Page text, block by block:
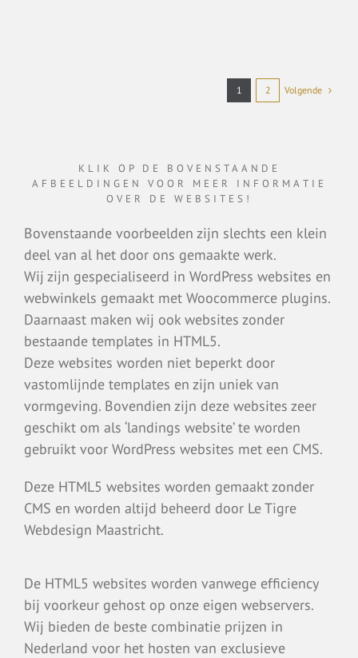
1 2 Volgende
KLIK OP DE BOVENSTAANDE
AFBEELDINGEN VOOR MEER INFORMATIE
OVER DE WEBSITES!
Bovenstaande voorbeelden zijn slechts een klein
deel van al het door ons gemaakte werk.
Wij zijn gespecialiseerd in WordPress websites en
webwinkels gemaakt met Woocommerce plugins.
Daarnaast maken wij ook websites zonder
bestaande templates in HTML5.
Deze websites worden niet beperkt door
vastomlijnde templates en zijn uniek van
vormgeving. Bovendien zijn deze websites zeer
geschikt om als ‘landings website’ te worden
gebruikt voor WordPress websites met een CMS.
Deze HTML5 websites worden gemaakt zonder
CMS en worden altijd beheerd door Le Tigre
Webdesign Maastricht.
De HTML5 websites worden vanwege efficiency
bij voorkeur gehost op onze eigen webservers.
Wij bieden de beste combinatie prijzen in
Nederland voor het hosten van exclusieve